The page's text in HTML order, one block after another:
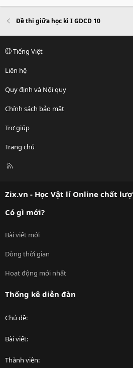
Đề thi giữa học kì I GDCD 10
Tiếng Việt
Liên hệ
Quy định và Nội quy
Chính sách bảo mật
Trợ giúp
Trang chủ
R
Zix.vn - Học Vật lí Online chất
Có gì mới?
Bài viết mới
Dòng thời gian
Hoạt động mới nhất
Thống kê diễn đàn
Chủ đề
Bài viết
Thành viên